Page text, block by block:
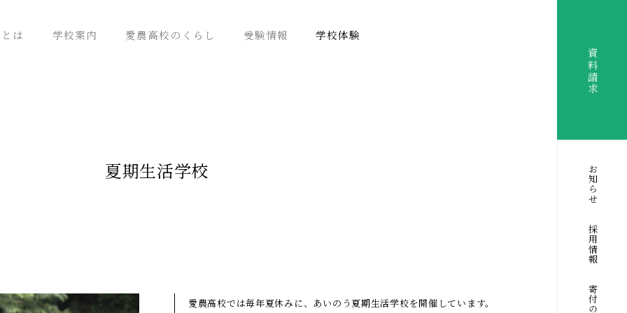
は 学校案内 愛農高校のくらし 受験情報 学校体験
お知らせ
採用情報
資料請求
夏期⽣活学校
愛農⾼校では毎年夏休みに、あいのう夏期⽣活学校を開催しています。